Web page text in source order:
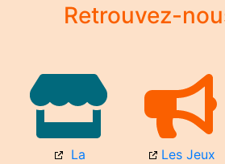
Retrouvez-
La
Les Jeux